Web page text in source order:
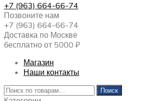
+7 (963) 664-66-74
Позвоните нам
+7 (963) 664-66-74
Доставка по Москве
бесплатно от 5000 ₽
Магазин
Наши контакты
Искать:
Поиск